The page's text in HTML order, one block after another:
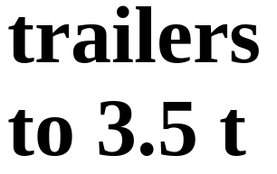
trailers
to 3.5 t